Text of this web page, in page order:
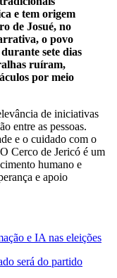
e tem origem
de Josué, no
o povo
sete dias
ruíram,
por meio
de iniciativas
entre as pessoas.
e o cuidado com o
Cerco de Jericó é um
humano e
e apoio
e IA nas eleições
será do partido